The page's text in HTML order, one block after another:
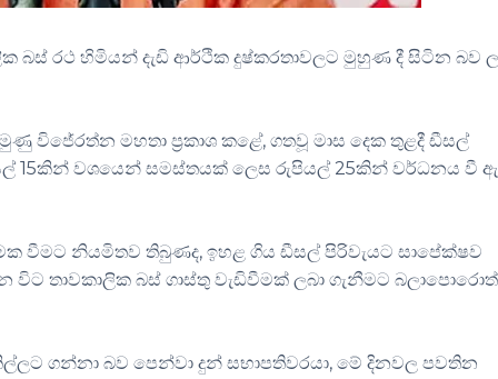
රථ හිමියන් දැඩි ආර්ථික දුෂ්කරතාවලට මුහුණ දී සිටින බව
විජේරත්න මහතා ප්‍රකාශ කළේ, ගතවූ මාස දෙක තුළදී ඩීසල්
15කින් වශයෙන් සමස්තයක් ලෙස රුපියල් 25කින් වර්ධනය වී
වීමට නියමිතව තිබුණද, ඉහළ ගිය ඩීසල් පිරිවැයට සාපේක්ෂව
තාවකාලික බස් ගාස්තු වැඩිවීමක් ලබා ගැනීමට
ගන්නා බව පෙන්වා දුන් සභාපතිවරයා, මේ දිනවල පවතින